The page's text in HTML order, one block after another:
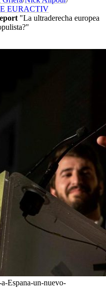
EURACTIV
"La ultraderecha europea
Espana-un-nuevo-